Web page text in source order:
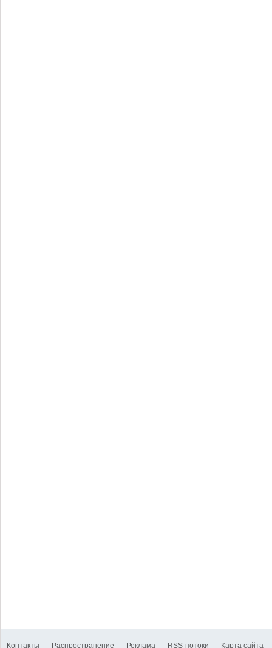
Контакты Распространение Реклама RSS-потоки Карта сайта